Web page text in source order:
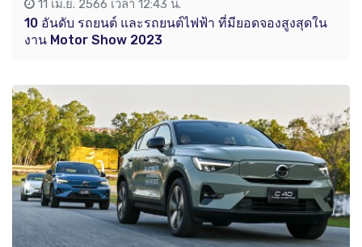
11 เม.ย. 2566 เวลา 12:43 น.
10 อันดับ รถยนต์ และรถยนต์ไฟฟ้า ที่มียอดจองสูงสุดใน
งาน Motor Show 2023